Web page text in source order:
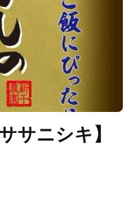
サニシキ】